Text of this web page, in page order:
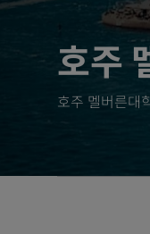
호주
호주 멜버른대